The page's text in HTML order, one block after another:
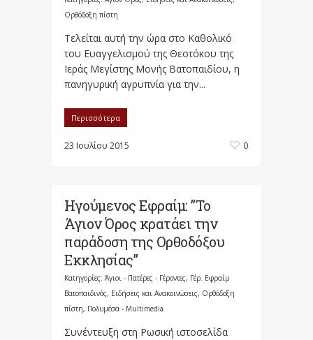
Ορθόδοξη πίστη
Τελείται αυτή την ώρα στο Καθολικό
του Ευαγγελισμού της Θεοτόκου της
Ιεράς Μεγίστης Μονής Βατοπαιδίου, η
πανηγυρική αγρυπνία για την...
Περισσότερα
23 Ιουλίου 2015 0
Ηγούμενος Εφραίμ: ”Το
Άγιον Όρος κρατάει την
παράδοση της Ορθοδόξου
Εκκλησίας”
Κατηγορίες: Άγιοι - Πατέρες - Γέροντες, Γέρ. Εφραίμ
Βατοπαιδινός, Ειδήσεις και Ανακοινώσεις, Ορθόδοξη
πίστη, Πολυμέσα - Multimedia
Συνέντευξη στη Ρωσική ιστοσελίδα